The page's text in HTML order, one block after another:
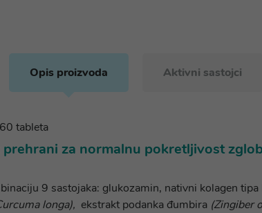
Opis proizvoda Aktivni sastojci
60 tableta
za normalnu pokretljivost
9 sastojaka: glukozamin, nativni kolagen
longa), ekstrakt podanka đumbira (Zingiber